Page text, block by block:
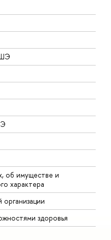
об имуществе и
характера
здоровья